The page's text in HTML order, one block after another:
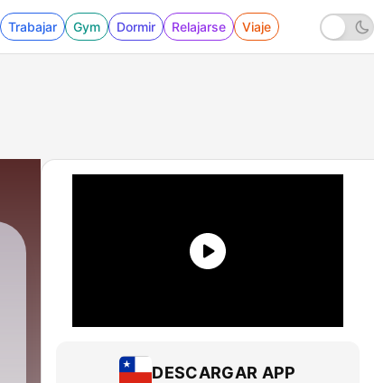
Trabajar Gym Dormir Relajarse Viaje
DESCARGAR APP